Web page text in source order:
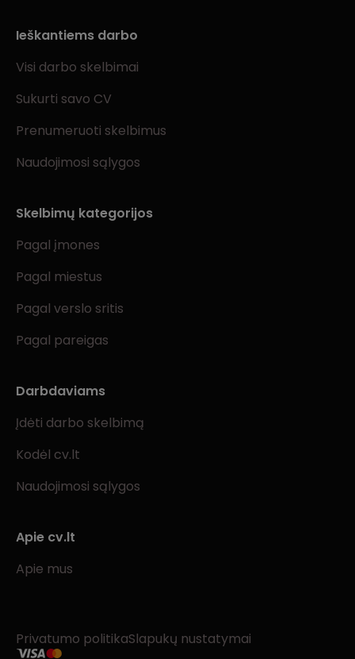
Ieškantiems darbo
Visi darbo skelbimai
Sukurti savo CV
Prenumeruoti skelbimus
Naudojimosi sąlygos
Skelbimų kategorijos
Pagal įmones
Pagal miestus
Pagal verslo sritis
Pagal pareigas
Darbdaviams
Įdėti darbo skelbimą
Kodėl cv.lt
Naudojimosi sąlygos
Apie cv.lt
Apie mus
Privatumo politikaSlapukų nustatymai